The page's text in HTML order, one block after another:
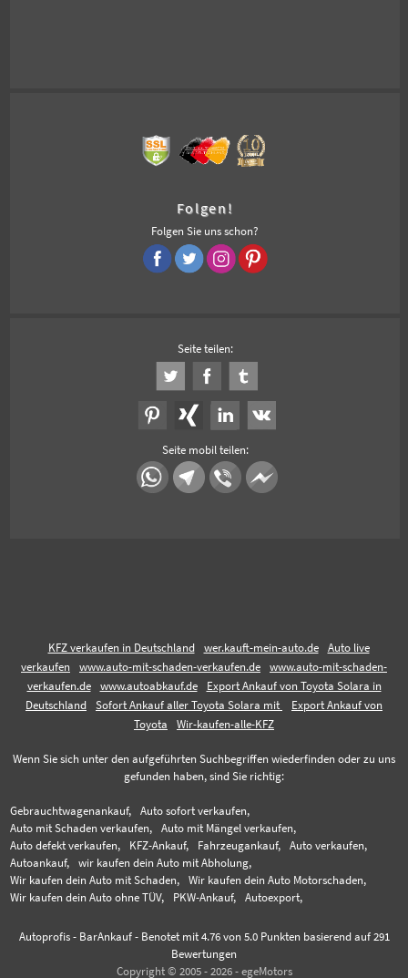
Folgen!
Folgen Sie uns schon?
Seite teilen:
Seite mobil teilen:
KFZ verkaufen in Deutschland wer.kauft-mein-auto.de
Auto live
verkaufen
www.auto-mit-schaden-verkaufen.de
www.auto-mit-schaden-
verkaufen.de
www.autoabkauf.de
Export Ankauf von Toyota Solara in
Deutschland
Sofort Ankauf aller Toyota Solara mit
Export Ankauf von
Toyota
Wir-kaufen-alle-KFZ
Wenn Sie sich unter den aufgeführten Suchbegriffen wiederfinden oder zu uns
gefunden haben, sind Sie richtig:
Gebrauchtwagenankauf,
Auto sofort verkaufen,
Auto mit Schaden verkaufen,
Auto mit Mängel verkaufen,
Auto defekt verkaufen,
KFZ-Ankauf, Fahrzeugankauf,
Auto verkaufen,
Autoankauf,
wir kaufen dein Auto mit Abholung,
Wir kaufen dein Auto mit Schaden,
Wir kaufen dein Auto Motorschaden,
Wir kaufen dein Auto ohne TÜV,
PKW-Ankauf, Autoexport,
Autoprofis - BarAnkauf- Benotet mit 4.76von 5.0 Punkten basierend auf 291
Bewertungen
Copyright © 2005 - 2026 - egeMotors